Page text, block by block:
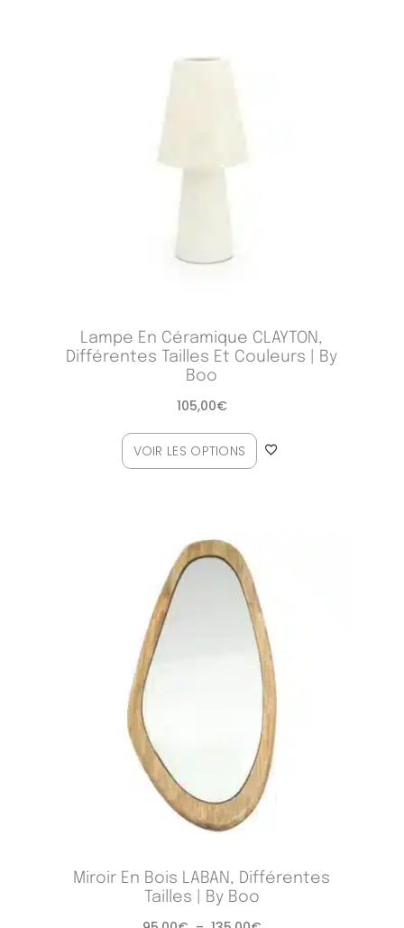
Lampe En Céramique CLAYTON,
Différentes Tailles Et Couleurs | By
Boo
105,00€
VOIR LES OPTIONS
Miroir En Bois LABAN, Différentes
Tailles | By Boo